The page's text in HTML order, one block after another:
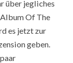
über jegliches
Album Of The
es jetzt zur
geben.